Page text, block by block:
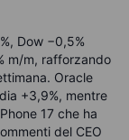
Dow −0,5%
m/m, rafforzando
Oracle
+3,9%, mentre
17 che ha
del CEO